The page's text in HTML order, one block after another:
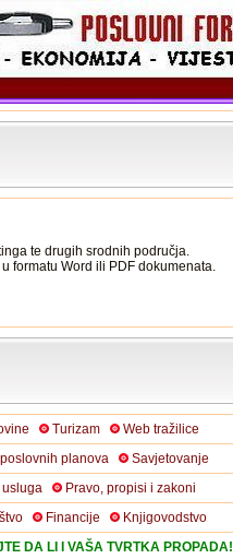
te drugih srodnih područja.
formatu Word ili PDF dokumenata.
Turizam
Web tražilice
planova
Savjetovanje
usluga
Pravo, propisi i zakoni
Financije
Knjigovodstvo
DA LI I VAŠA TVRTKA PROPADA!